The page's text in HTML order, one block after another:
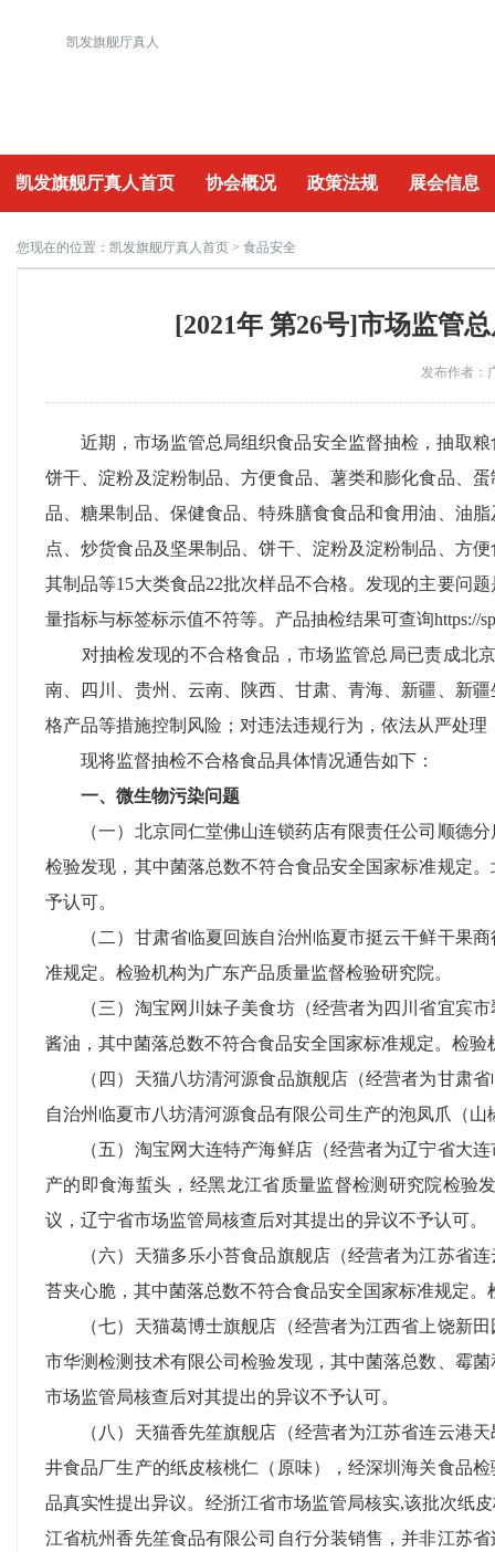
凯发旗舰厅真人
凯发旗舰厅真人首页 协会概况 政策法规 展会信息
重要活动
您现在的位置： 凯发旗舰厅真人首页 > 食品安全
[2021年 第26号]市场监管
发布作者
近期，市场监管总局组织食品安全监督抽检，抽取
饼干、淀粉及淀粉制品、方便食品、薯类和膨化食品、
品、糖果制品、保健食品、特殊膳食食品和食用油、油
点、炒货食品及坚果制品、饼干、淀粉及淀粉制品、方
其制品等15大类食品22批次样品不合格。发现的主要问
量指标与标签标示值不符等。产品抽检结果可查询https://
对抽检发现的不合格食品，市场监管总局已责成北京
南、四川、贵州、云南、陕西、甘肃、青海、新疆、新
格产品等措施控制风险；对违法违规行为，依法从严处
现将监督抽检不合格食品具体情况通告如下：
一、微生物污染问题
（一）北京同仁堂佛山连锁药店有限责任公司顺德分
检验发现，其中菌落总数不符合食品安全国家标准规定
予认可。
（二）甘肃省临夏回族自治州临夏市挺云干鲜干果商
准规定。检验机构为广东产品质量监督检验研究院。
（三）淘宝网川妹子美食坊（经营者为四川省宜宾市
酱油，其中菌落总数不符合食品安全国家标准规定。检
（四）天猫八坊清河源食品旗舰店（经营者为甘肃省
自治州临夏市八坊清河源食品有限公司生产的泡凤爪（
（五）淘宝网大连特产海鲜店（经营者为辽宁省大连
产的即食海蜇头，经黑龙江省质量监督检测研究院检验
议，辽宁省市场监管局核查后对其提出的异议不予认可。
（六）天猫多乐小苔食品旗舰店（经营者为江苏省连
苔夹心脆，其中菌落总数不符合食品安全国家标准规定
（七）天猫葛博士旗舰店（经营者为江西省上饶新田
市华测检测技术有限公司检验发现，其中菌落总数、霉
市场监管局核查后对其提出的异议不予认可。
（八）天猫香先笙旗舰店（经营者为江苏省连云港天
井食品厂生产的纸皮核桃仁（原味），经深圳海关食品
品真实性提出异议。经浙江省市场监管局核实,该批次纸
江省杭州香先笙食品有限公司自行分装销售，并非江苏